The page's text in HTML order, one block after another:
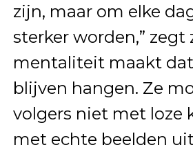
zijn, maar om elke
sterker worden,” zegt
mentaliteit maakt
blijven hangen. Ze
volgers niet met loze
met echte beelden